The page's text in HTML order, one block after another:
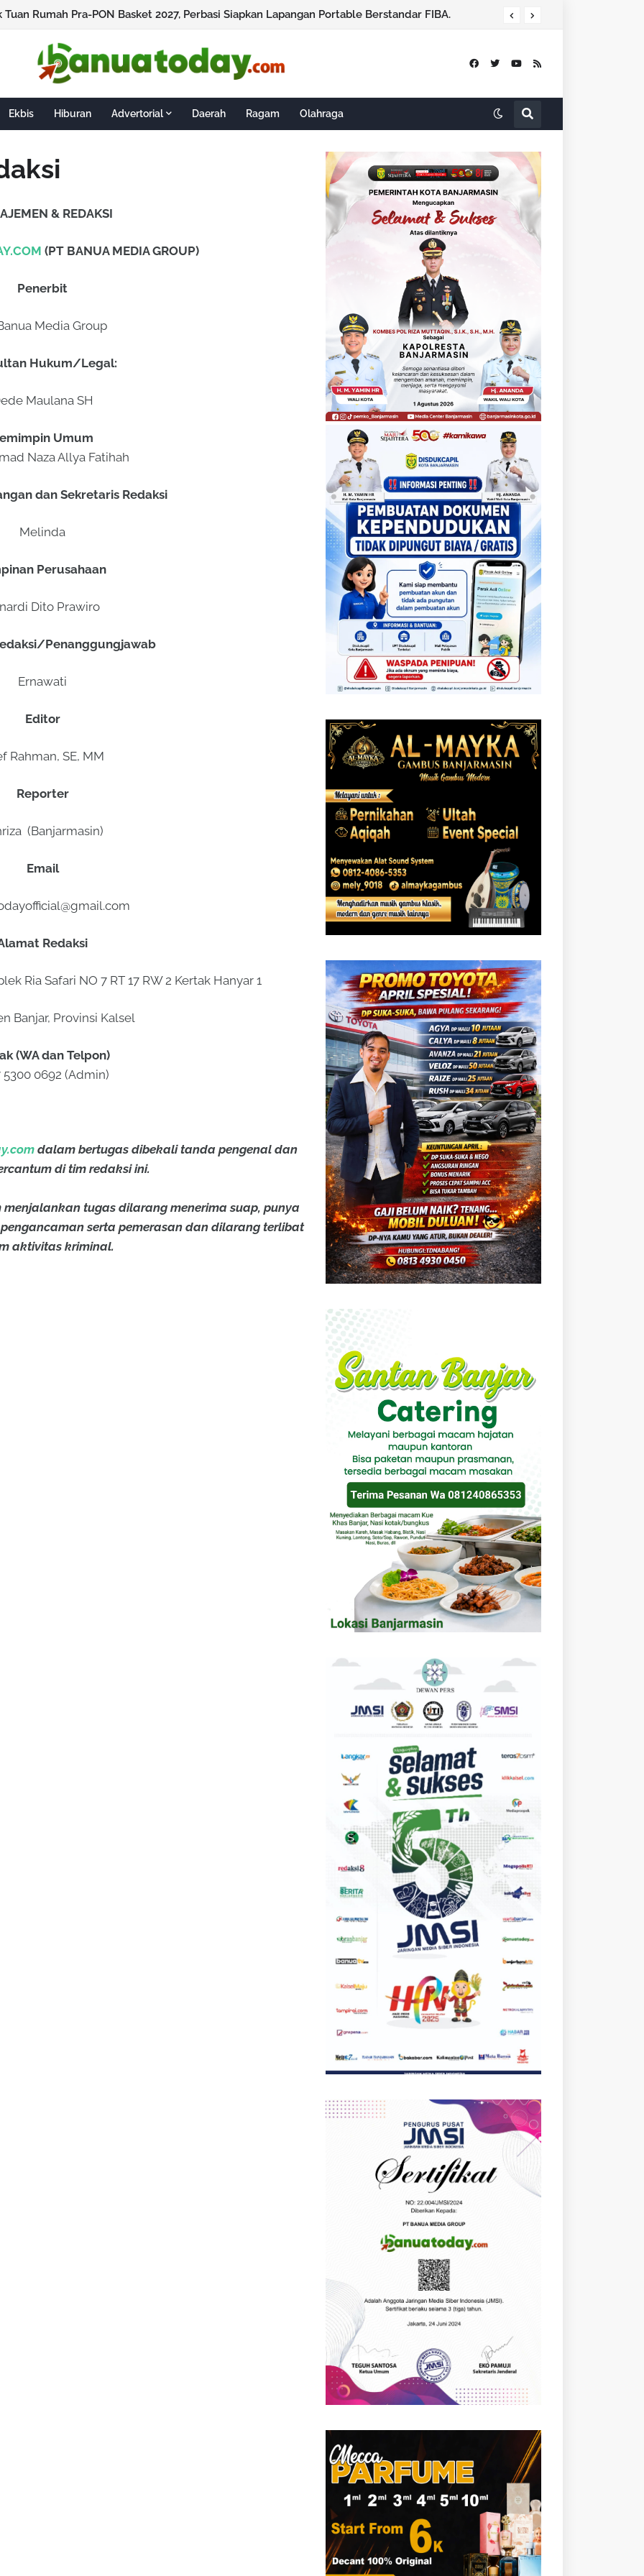
Rumah Pra-PON Basket 2027, Perbasi Siapkan Lapangan Portable Berstandar FIBA.
Ekbis Hiburan Advertorial Daerah Ragam Olahraga
& REDAKSI
(PT BANUA MEDIA GROUP)
Penerbit
Media Group
Hukum/Legal:
Maulana SH
Umum
Naza Allya Fatihah
dan Sekretaris Redaksi
Melinda
Perusahaan
Dito Prawiro
Penanggungjawab
Ernawati
Editor
Rahman, SE, MM
Reporter
(Banjarmasin)
Email
Redaksi
Ria Safari NO 7 RT 17 RW 2 Kertak Hanyar 1
Banjar, Provinsi Kalsel
(WA dan Telpon)
5300 0692 (Admin)
dalam bertugas dibekali tanda pengenal dan
di tim redaksi ini.
tugas dilarang menerima suap, punya
serta pemerasan dan dilarang terlibat
aktivitas kriminal.